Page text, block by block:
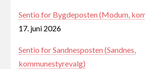
Sentio for Bygdeposten (Modum,
17. juni 2026
Sentio for Sandnesposten (Sandnes,
kommunestyrevalg)